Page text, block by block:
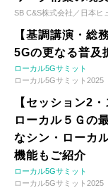
SB C&S株式会社／日本ヒ
【基調講演・総
5Gの更なる普及
ローカル5Gサミット
ローカル5Gサミット2025
【セッション2
ローカル５Ｇの
なシン・ローカ
機能もご紹介
ローカル5Gサミット
ローカル5Gサミット2025